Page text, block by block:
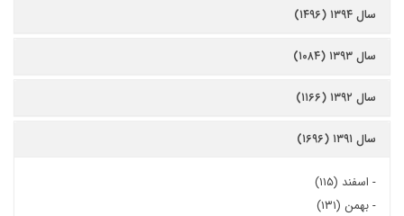
سال ۱۳۹۴ (۱۴۹۶)
سال ۱۳۹۳ (۱۰۸۴)
سال ۱۳۹۲ (۱۱۶۶)
سال ۱۳۹۱ (۱۶۹۶)
- اسفند (۱۱۵)
-بهمن (۱۳۱)